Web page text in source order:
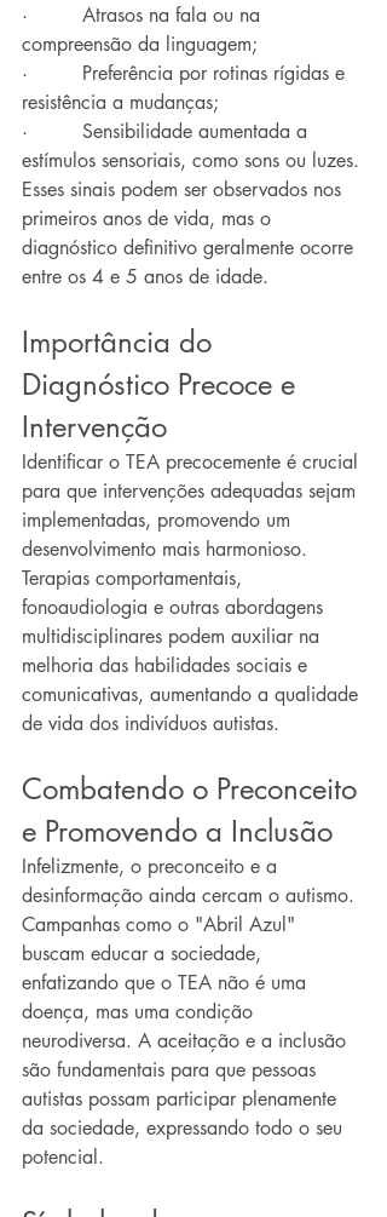
·         Atrasos na fala ou na
compreensão da linguagem;
·         Preferência por rotinas rígidas e
resistência a mudanças;
·         Sensibilidade aumentada a
estímulos sensoriais, como sons ou luzes.
Esses sinais podem ser observados nos
primeiros anos de vida, mas o
diagnóstico definitivo geralmente ocorre
entre os 4 e 5 anos de idade.
Importância do
Diagnóstico Precoce e
Intervenção
Identificar o TEA precocemente é crucial
para que intervenções adequadas sejam
implementadas, promovendo um
desenvolvimento mais harmonioso.
Terapias comportamentais,
fonoaudiologia e outras abordagens
multidisciplinares podem auxiliar na
melhoria das habilidades sociais e
comunicativas, aumentando a qualidade
de vida dos indivíduos autistas.
Combatendo o Preconceito
e Promovendo a Inclusão
Infelizmente, o preconceito e a
desinformação ainda cercam o autismo.
Campanhas como o "Abril Azul"
buscam educar a sociedade,
enfatizando que o TEA não é uma
doença, mas uma condição
neurodiversa. A aceitação e a inclusão
são fundamentais para que pessoas
autistas possam participar plenamente
da sociedade, expressando todo o seu
potencial.